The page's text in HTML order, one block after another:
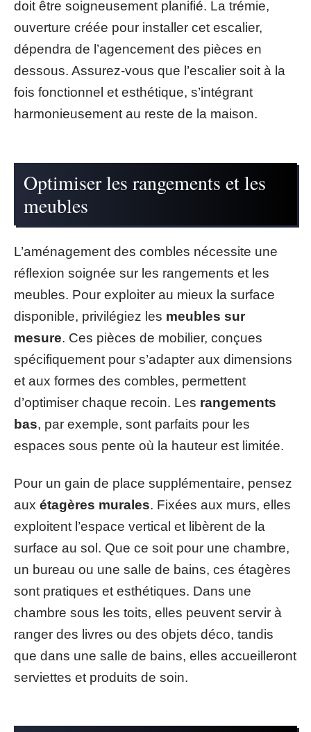
doit être soigneusement planifié. La trémie,
ouverture créée pour installer cet escalier,
dépendra de l’agencement des pièces en
dessous. Assurez-vous que l’escalier soit à la
fois fonctionnel et esthétique, s’intégrant
harmonieusement au reste de la maison.
Optimiser les rangements et les
meubles
L’aménagement des combles nécessite une
réflexion soignée sur les rangements et les
meubles. Pour exploiter au mieux la surface
disponible, privilégiez les meubles sur
mesure. Ces pièces de mobilier, conçues
spécifiquement pour s’adapter aux dimensions
et aux formes des combles, permettent
d’optimiser chaque recoin. Les rangements
bas, par exemple, sont parfaits pour les
espaces sous pente où la hauteur est limitée.
Pour un gain de place supplémentaire, pensez
aux étagères murales. Fixées aux murs, elles
exploitent l’espace vertical et libèrent de la
surface au sol. Que ce soit pour une chambre,
un bureau ou une salle de bains, ces étagères
sont pratiques et esthétiques. Dans une
chambre sous les toits, elles peuvent servir à
ranger des livres ou des objets déco, tandis
que dans une salle de bains, elles accueilleront
serviettes et produits de soin.